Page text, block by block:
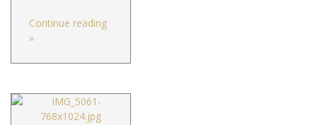
Continue reading
»